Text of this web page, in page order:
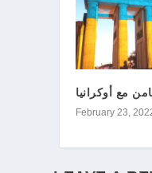
مع أوكرانيا
February 23,